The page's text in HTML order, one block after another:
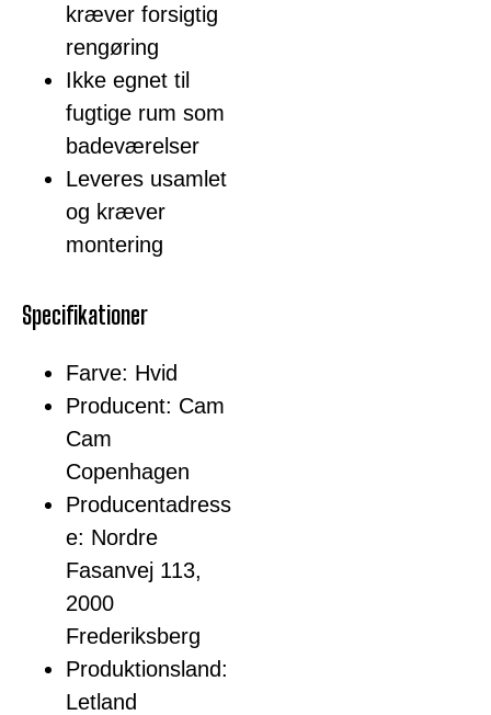
kræver forsigtig
rengøring
Ikke egnet til
fugtige rum som
badeværelser
Leveres usamlet
og kræver
montering
Specifikationer
Farve: Hvid
Producent: Cam
Cam
Copenhagen
Producentadress
e: Nordre
Fasanvej 113,
2000
Frederiksberg
Produktionsland:
Letland